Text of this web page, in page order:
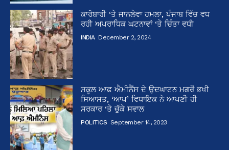
ਕਾਰੋਬਾਰੀ ‘ਤੇ ਜਾਨਲੇਵਾ ਹਮਲਾ, ਪੰਜਾਬ ਵਿੱਚ ਵਧ
ਰਹੀ ਅਪਰਾਧਿਕ ਘਟਨਾਵਾਂ ‘ਤੇ ਚਿੰਤਾ ਵਧੀ
INDIA December 2, 2024
ਸਕੂਲ ਆਫ਼ ਐਮੀਨੈਂਸ ਦੇ ਉਦਘਾਟਨ ਮਗਰੋਂ ਭਖੀ
ਸਿਆਸਤ, ‘ਆਪ’ ਵਿਧਾਇਕ ਨੇ ਆਪਣੀ ਹੀ
ਸਰਕਾਰ ‘ਤੇ ਚੁੱਕੇ ਸਵਾਲ
POLITICS September 14, 2023